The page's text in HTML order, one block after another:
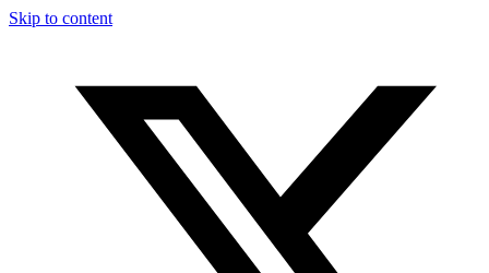
Skip to content